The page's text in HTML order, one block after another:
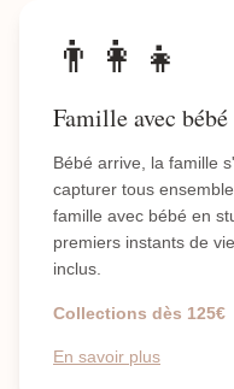
👨‍👩‍👧
Famille avec bébé
Bébé arrive, la famille
capturer tous
famille avec bébé en
premiers instants de
inclus.
Collections dès 125€
En savoir plus